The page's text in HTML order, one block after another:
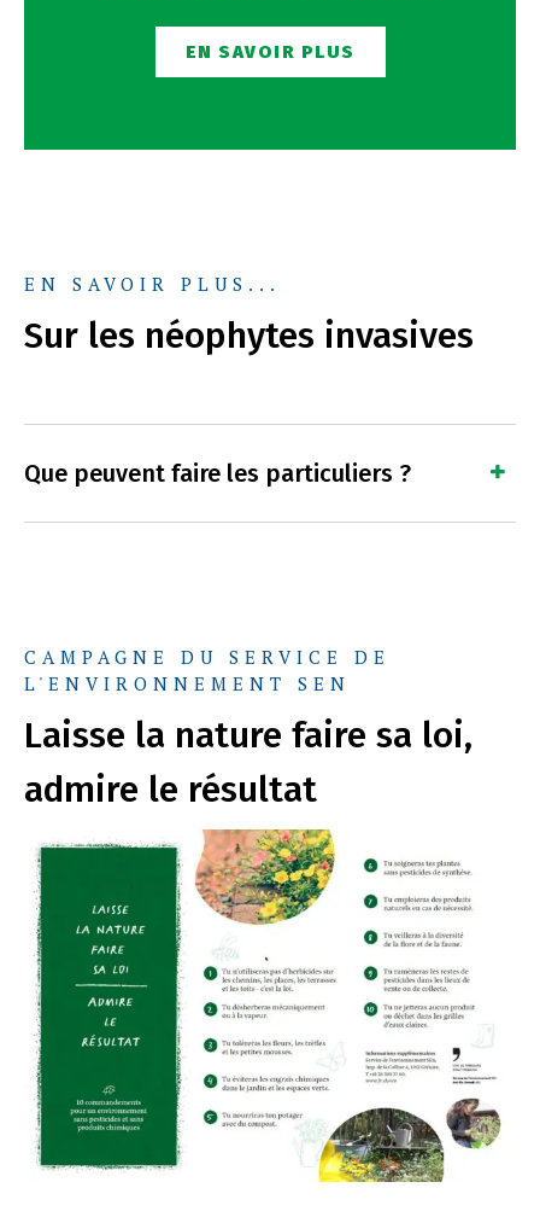
EN SAVOIR PLUS
EN SAVOIR PLUS...
Sur les néophytes invasives
Que peuvent faire les particuliers ?
CAMPAGNE DU SERVICE DE
L'ENVIRONNEMENT SEN
Laisse la nature faire sa loi,
admire le résultat